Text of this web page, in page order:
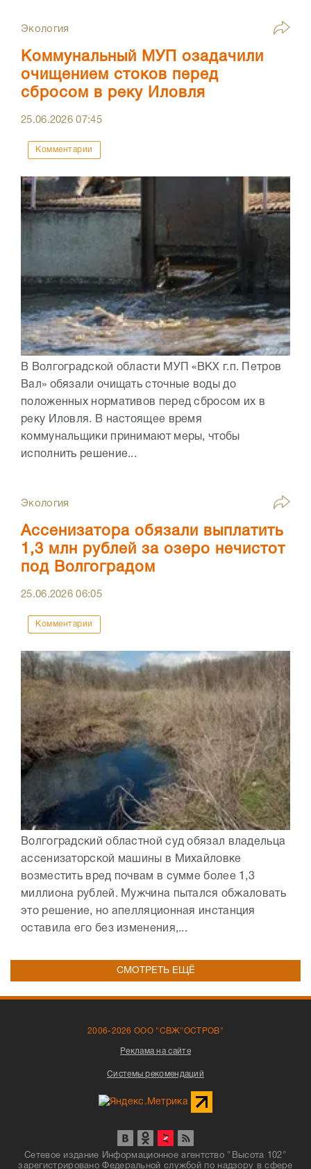
Экология
Коммунальный МУП озадачили
очищением стоков перед
сбросом в реку Иловля
25.06.202607:45
Комментарии
В Волгоградской области МУП «ВКХ г.п. Петров
Вал» обязали очищать сточные воды до
положенных нормативов перед сбросом их в
реку Иловля. В настоящее время
коммунальщики принимают меры, чтобы
исполнить решение...
Экология
Ассенизатора обязали выплатить
1,3 млн рублей за озеро нечистот
под Волгоградом
25.06.202606:05
Комментарии
Волгоградский областной суд обязал владельца
ассенизаторской машины в Михайловке
возместить вред почвам в сумме более 1,3
миллиона рублей. Мужчина пытался обжаловать
это решение, но апелляционная инстанция
оставила его без изменения,...
СМОТРЕТЬ ЕЩЁ
2006-2026 ООО "СВЖ"ОСТРОВ"
Реклама на сайте
Системы рекомендаций
Сетевое издание Информационное агентство "Высота 102"
зарегистрировано Федеральной службой по надзору в сфере